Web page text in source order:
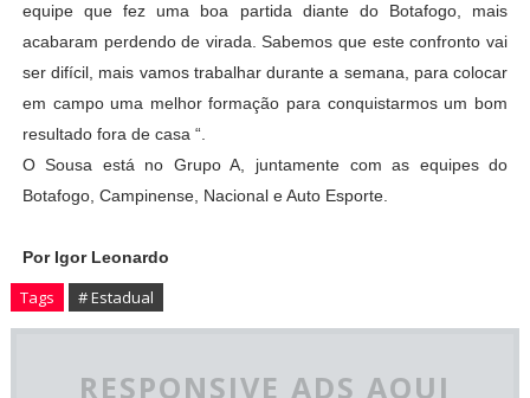
equipe que fez uma boa partida diante do Botafogo, mais
acabaram perdendo de virada. Sabemos que este confronto vai
ser difícil, mais vamos trabalhar durante a semana, para colocar
em campo uma melhor formação para conquistarmos um bom
resultado fora de casa “.
O Sousa está no Grupo A, juntamente com as equipes do
Botafogo, Campinense, Nacional e Auto Esporte.
Por Igor Leonardo
Tags # Estadual
RESPONSIVE ADS AQUI